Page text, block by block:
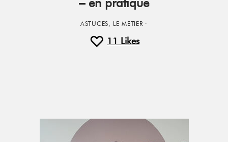
– en pratique
ASTUCES LE METIER ·
11 Likes
Primary